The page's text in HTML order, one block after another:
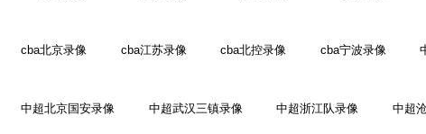
cba北京录像 cba江苏录像 cba北控录像 cba宁波录像
中超北京国安录像 中超武汉三镇录像 中超浙江队录像 中超